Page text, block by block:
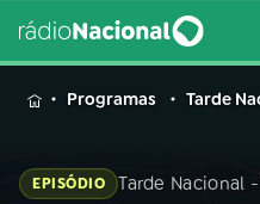
MENUProgramas Tarde
EPISÓDIO Tarde Nacional